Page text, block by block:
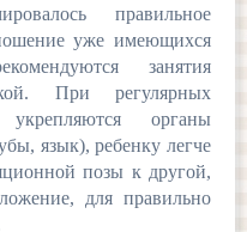
правильное
уже имеющихся
занятия
При регулярных
органы
язык), ребенку легче
позы к другой,
для правильно